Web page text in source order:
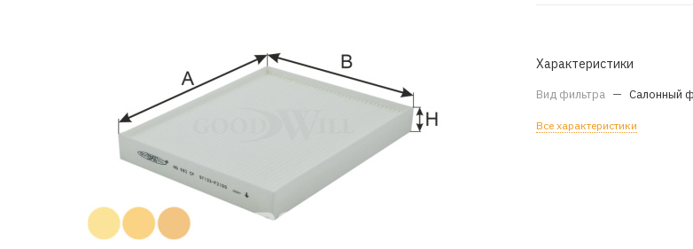
Характеристики
Вид фильтра — Салонный
Все характеристики